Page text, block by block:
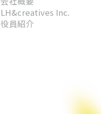
LH&creatives Inc.
役員紹介